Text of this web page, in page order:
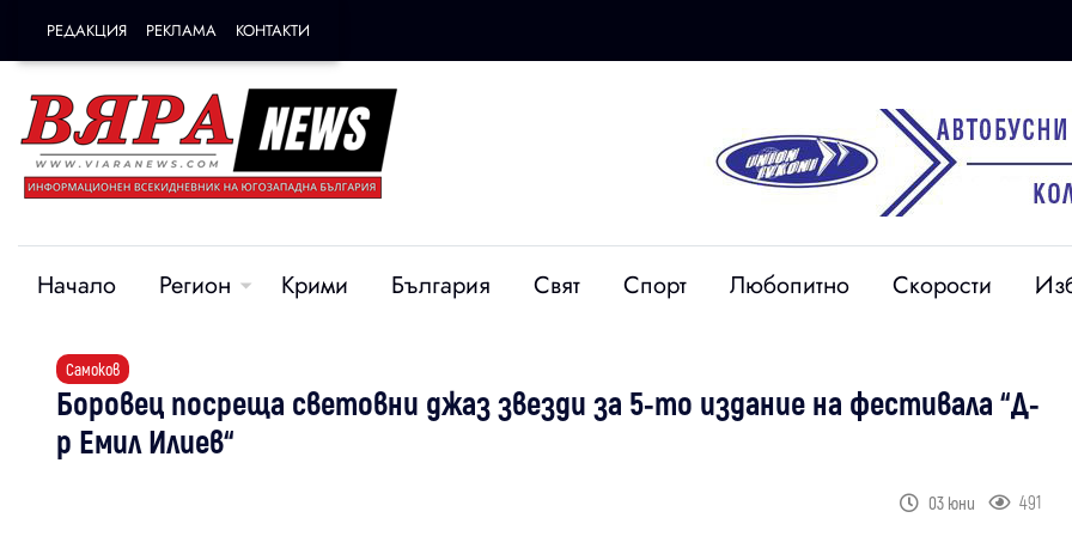
РЕДАКЦИЯ РЕКЛАМА КОНТАКТИ
Начало Регион Крими България Свят Спорт Любопитно Скорости
Самоков
Боровец посреща световни джаз звезди за 5-то издание на фестивала “Д-
р Емил Илиев“
03 юни 491